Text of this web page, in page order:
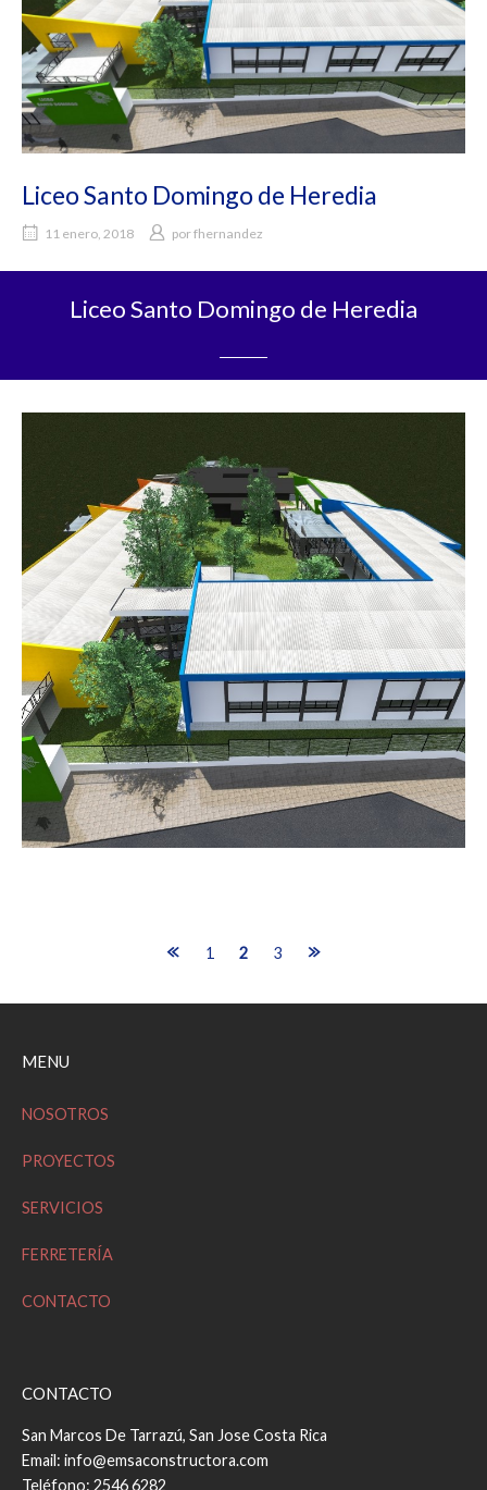
Liceo Santo Domingo de Heredia
11 enero, 2018 porfhernandez
Liceo Santo Domingo de Heredia
de
1 2 3
MENU
NOSOTROS
PROYECTOS
SERVICIOS
FERRETERÍA
CONTACTO
CONTACTO
San Marcos De Tarrazú, San Jose Costa Rica
Email: info@emsaconstructora.com
Teléfono: 2546 6282